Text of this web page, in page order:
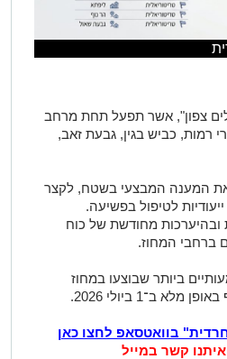
צפון", אשר תפעל תחת מרחב
רמות, כביש בגין, גבעת זאב,
המענה המבצעי בשטח, לקצר
לטיפול בפשיעה.
ובהיערכות מחודשת של כוח
ברחבי המחוז.
ביותר שבוצעו במחוז
ב־1 ביולי 2026.
בוואטסאפ לחצו כאן
איתנו קשר במייל